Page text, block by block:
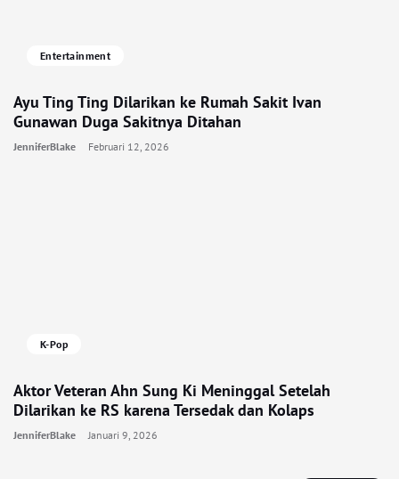
Entertainment
Ayu Ting Ting Dilarikan ke Rumah Sakit Ivan
Gunawan Duga Sakitnya Ditahan
JenniferBlake Februari 12, 2026
K-Pop
Aktor Veteran Ahn Sung Ki Meninggal Setelah
Dilarikan ke RS karena Tersedak dan Kolaps
JenniferBlake Januari 9, 2026